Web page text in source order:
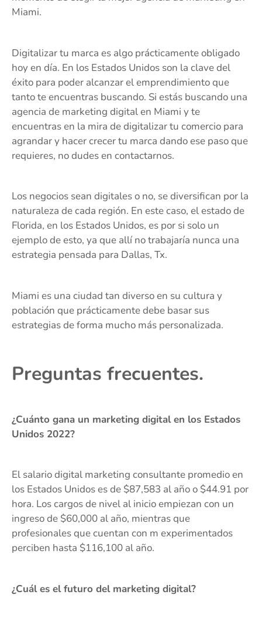
Miami.
Digitalizar tu marca es algo prácticamente obligado
hoy en día. En los Estados Unidos son la clave del
éxito para poder alcanzar el emprendimiento que
tanto te encuentras buscando. Si estás buscando una
agencia de marketing digital en Miami y te
encuentras en la mira de digitalizar tu comercio para
agrandar y hacer crecer tu marca dando ese paso que
requieres, no dudes en contactarnos.
Los negocios sean digitales o no, se diversifican por la
naturaleza de cada región. En este caso, el estado de
Florida, en los Estados Unidos, es por si solo un
ejemplo de esto, ya que allí no trabajaría nunca una
estrategia pensada para Dallas, Tx.
Miami es una ciudad tan diverso en su cultura y
población que prácticamente debe basar sus
estrategias de forma mucho más personalizada.
Preguntas frecuentes.
¿Cuánto gana un marketing digital en los Estados
Unidos 2022?
El salario digital marketing consultante promedio en
los Estados Unidos es de $87,583 al año o $44.91 por
hora. Los cargos de nivel al inicio empiezan con un
ingreso de $60,000 al año, mientras que
profesionales que cuentan con m experimentados
perciben hasta $116,100 al año.
¿Cuál es el futuro del marketing digital?